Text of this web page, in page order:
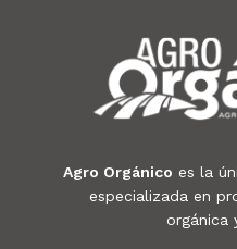
Agro Orgánico es la
especializada en
orgánica